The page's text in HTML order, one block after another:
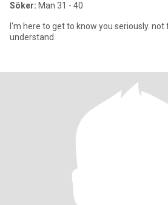
Söker: Man 31 - 40
I'm here to get to know you seriously.
understand.